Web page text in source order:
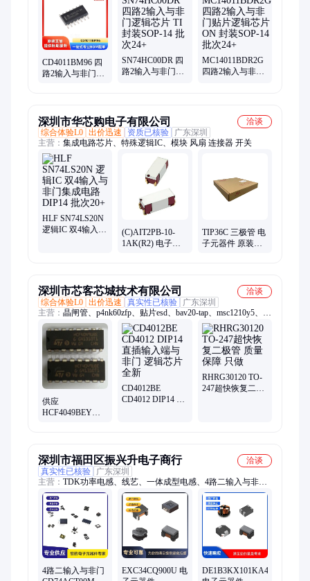
CD4011BM96 四
路2输入与非门通
SN74HC00DR 四
路2输入与非门逻
MC14011BDR2G
四路2输入与非门
深圳市华芯购电子有限公司
洽谈
综合体验L0 出价迅速 资质已核验
广东深圳
主营：
集成电路芯片、特殊逻辑IC、模块 风扇 连接器 开关
HLF SN74LS20N
逻辑IC 双4输入与
(C)AIT2PB-10-
1AK(R2) 电子元
TIP36C 三极管 电
子元器件 原装现
深圳市芯客芯城技术有限公司
洽谈
综合体验L0 出价迅速 真实性已核验
广东深圳
主营： 晶闸管、p4nk60zfp、贴片esd、bav20-tap、msc1210y5、
tra1-0521、mpxm2102a、attiny24v、iso3086dw、485模块、稳压
管、保护管、电容smd、485bsop-8、can隔离、dip贴片、
nme0515dc、稳压芯、5cc包装、收发机、ad8616arz、tssop14ic、
放大器、射频管、定时器
供应
HCF4049BEY四2
CD4012BE
CD4012 DIP14 直
RHRG30120 TO-
247超快恢复二极
深圳市福田区振兴升电子商行
洽谈
真实性已核验
广东深圳
主营： TDK功率电感、线艺、一体成型电感、4路二输入与非
门、绕线电感、村田、连接器、MURATA
4路二输入与非门
EXC34CQ900U 电
DE1B3KX101KA4BPO1F